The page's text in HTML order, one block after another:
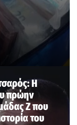
Η
πρώην
Ζ που
του